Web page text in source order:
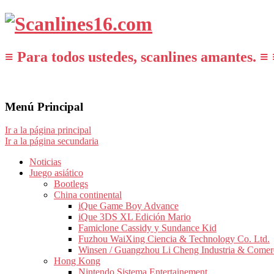
≡ Para todos ustedes, scanlines amantes. ≡
Menú Principal
Ir a la página principal
Ir a la página secundaria
Noticias
Juego asiático
Bootlegs
China continental
iQue Game Boy Advance
iQue 3DS XL Edición Mario
Famiclone Cassidy y Sundance Kid
Fuzhou WaiXing Ciencia & Technology Co. Ltd.
Winsen / Guangzhou Li Cheng Industria &
Hong Kong